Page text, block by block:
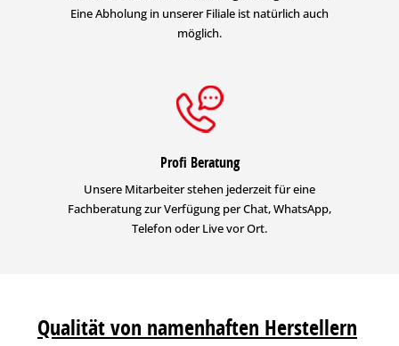
Eine Abholung in unserer Filiale ist natürlich auch
möglich.
Profi Beratung
Unsere Mitarbeiter stehen jederzeit für eine
Fachberatung zur Verfügung per Chat, WhatsApp,
Telefon oder Live vor Ort.
Qualität von namenhaften Herstellern